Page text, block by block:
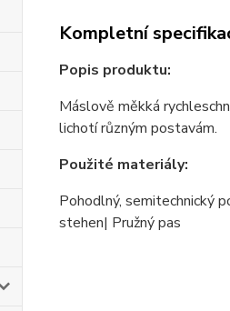
Kompletní
Popis produktu:
Máslově měkká
lichotí různým postavám.
Použité materiály:
Pohodlný, semitechnický
stehen| Pružný pas